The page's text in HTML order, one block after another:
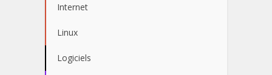
Internet
Linux
Logiciels